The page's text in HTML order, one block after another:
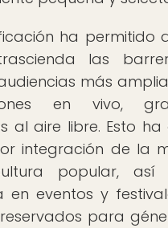
ha permitido
las
más
en vivo,
al aire libre. Esto
integración de la
popular,
en eventos y
para